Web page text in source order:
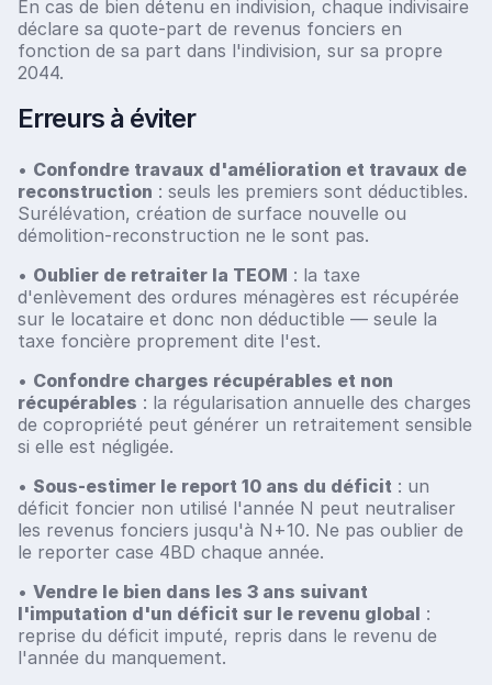
En cas de bien détenu en indivision, chaque indivisaire
déclare sa quote-part de revenus fonciers en
fonction de sa part dans l'indivision, sur sa propre
2044.
Erreurs à éviter
• Confondre travaux d'amélioration et travaux de
reconstruction : seuls les premiers sont déductibles.
Surélévation, création de surface nouvelle ou
démolition-reconstruction ne le sont pas.
• Oublier de retraiter la TEOM : la taxe
d'enlèvement des ordures ménagères est récupérée
sur le locataire et donc non déductible — seule la
taxe foncière proprement dite l'est.
• Confondre charges récupérables et non
récupérables : la régularisation annuelle des charges
de copropriété peut générer un retraitement sensible
si elle est négligée.
• Sous-estimer le report 10 ans du déficit : un
déficit foncier non utilisé l'année N peut neutraliser
les revenus fonciers jusqu'à N+10. Ne pas oublier de
le reporter case 4BD chaque année.
• Vendre le bien dans les 3 ans suivant
l'imputation d'un déficit sur le revenu global :
reprise du déficit imputé, repris dans le revenu de
l'année du manquement.